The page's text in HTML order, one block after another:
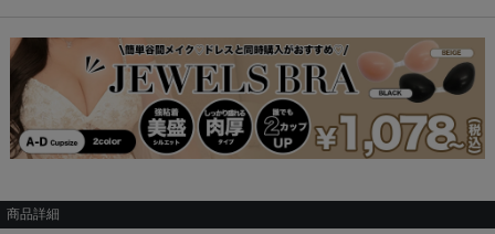
商品詳細